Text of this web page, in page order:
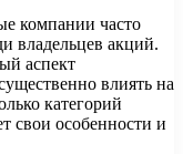
компании часто
владельцев акций.
аспект
влиять на
категорий
свои особенности и